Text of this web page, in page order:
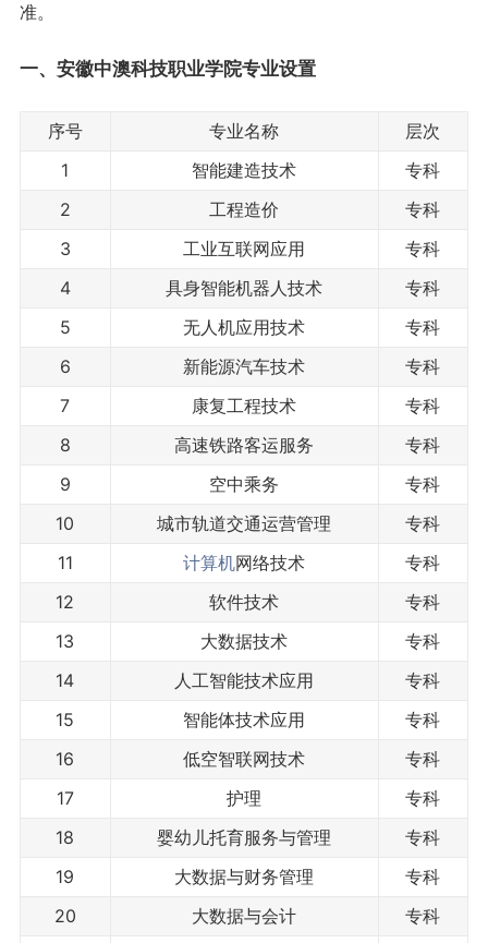
准。
一、安徽中澳科技职业学院专业设置
序号 专业名称
层次
1
智能建造技术
专科
2
工程造价
专科
3
工业互联网应用
专科
4
具身智能机器人技术
专科
5
无人机应用技术
专科
6
新能源汽车技术
专科
7
康复工程技术
专科
8
高速铁路客运服务
专科
9
空中乘务
专科
10
城市轨道交通运营管理
专科
11
计算机网络技术
专科
12
软件技术
专科
13
大数据技术
专科
14
人工智能技术应用
专科
15
智能体技术应用
专科
16
低空智联网技术
专科
17
护理
专科
18
婴幼儿托育服务与管理
专科
19
大数据与财务管理
专科
20
大数据与会计
专科